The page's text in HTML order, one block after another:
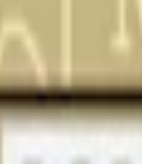
helt enligt dina
utmärkt att använda
cirka 500 prillor
Innan du använder
Portion får du en